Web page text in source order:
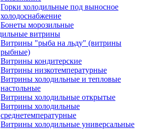
Горки холодильные под выносное
холодоснабжение
Бонеты морозильные
витрины
Витрины "рыба на льду" (витрины
рыбные)
Витрины кондитерские
Витрины низкотемпературные
Витрины холодильные и тепловые
настольные
Витрины холодильные открытые
Витрины холодильные
среднетемпературные
Витрины холодильные универсальные